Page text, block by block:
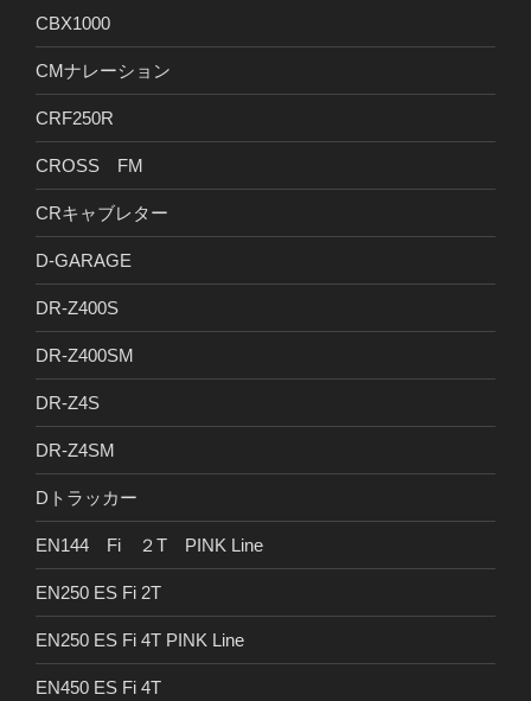
CBX1000
CMナレーション
CRF250R
CROSS FM
CRキャブレター
D-GARAGE
DR-Z400S
DR-Z400SM
DR-Z4S
DR-Z4SM
Dトラッカー
EN144 Fi ２T PINK Line
EN250 ES Fi 2T
EN250 ES Fi 4T PINK Line
EN450 ES Fi 4T